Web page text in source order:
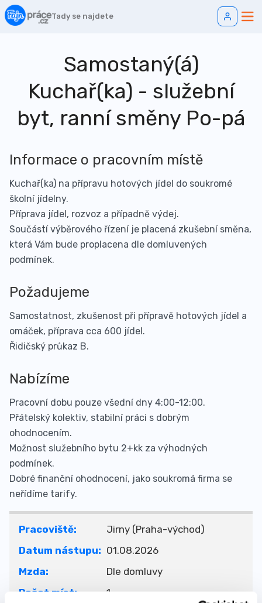
Tady se najdete
Samostaný(á)
Kuchař(ka) - služební
byt, ranní směny Po-pá
Informace o pracovním místě
Kuchař(ka) na přípravu hotových jídel do soukromé
školní jídelny.
Příprava jídel, rozvoz a případně výdej.
Součástí výběrového řízení je placená zkušební směna,
která Vám bude proplacena dle domluvených
podmínek.
Požadujeme
Samostatnost, zkušenost při přípravě hotových jídel a
omáček, příprava cca 600 jídel.
Řidičský průkaz B.
Nabízíme
Pracovní dobu pouze všední dny 4:00-12:00.
Přátelský kolektiv, stabilní práci s dobrým
ohodnocením.
Možnost služebního bytu 2+kk za výhodných
podmínek.
Dobré finanční ohodnocení, jako soukromá firma se
neřídíme tarify.
Pracoviště:
Jirny (Praha-východ)
Datum nástupu: 01.08.2026
Mzda:
Dle domluvy
Počet míst:
1